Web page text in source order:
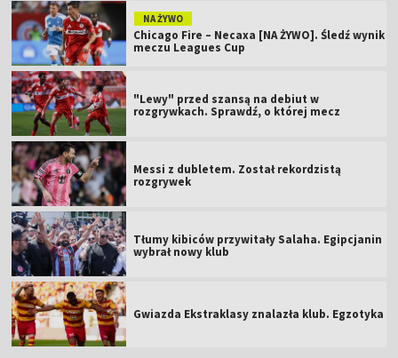
NA ŻYWO
Chicago Fire – Necaxa [NA ŻYWO]. Śledź wynik
meczu Leagues Cup
"Lewy" przed szansą na debiut w
rozgrywkach. Sprawdź, o której mecz
Messi z dubletem. Został rekordzistą
rozgrywek
Tłumy kibiców przywitały Salaha. Egipcjanin
wybrał nowy klub
Gwiazda Ekstraklasy znalazła klub. Egzotyka